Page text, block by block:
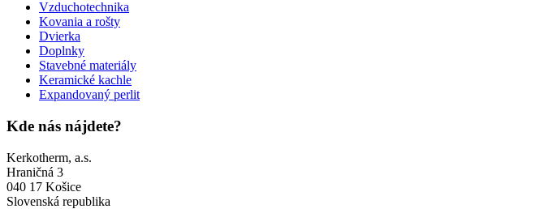
Vzduchotechnika
Kovania a rošty
Dvierka
Doplnky
Stavebné materiály
Keramické kachle
Expandovaný perlit
Kde nás nájdete?
Kerkotherm, a.s.
Hraničná 3
040 17 Košice
Slovenská republika